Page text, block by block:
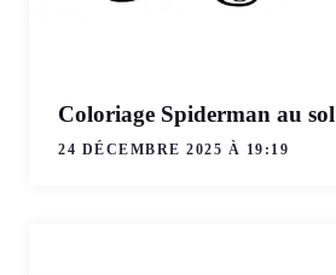
Coloriage Spiderman au sol
24 DÉCEMBRE 2025 À 19:19